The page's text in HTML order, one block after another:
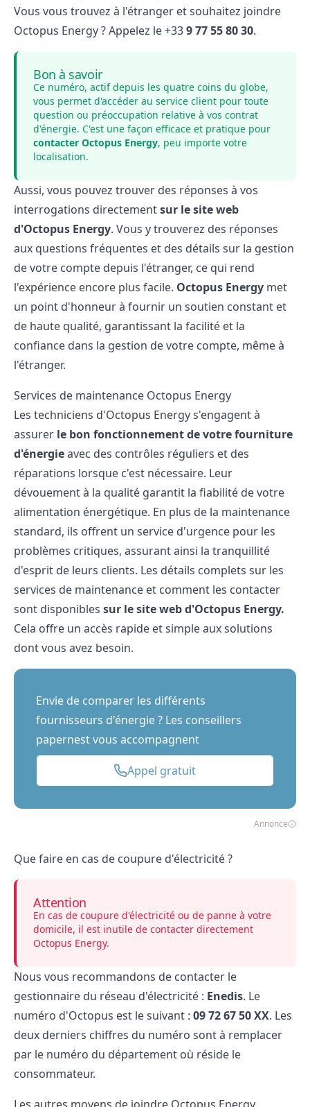
Vous vous trouvez à l'étranger et souhaitez joindre
Octopus Energy ? Appelez le +339 77 55 80 30.
Bon à savoir
Ce numéro, actif depuis les quatre coins du globe,
vous permet d'accéder au service client pour toute
question ou préoccupation relative à vos contrat
d'énergie. C'est une façon efficace et pratique pour
contacter Octopus Energy, peu importe votre
localisation.
Aussi, vous pouvez trouver des réponses à vos
interrogations directementsur le site web
d'Octopus Energy. Vous y trouverez des réponses
aux questions fréquentes et des détails sur la gestion
de votre compte depuis l'étranger, ce qui rend
l'expérience encore plus facile. Octopus Energy met
un point d'honneur à fournir un soutien constant et
de haute qualité, garantissant la facilité et la
confiance dans la gestion de votre compte, même à
l'étranger.
Services de maintenance Octopus Energy
Les techniciens d'Octopus Energy s'engagent à
assurer le bon fonctionnement de votre fourniture
d'énergieavec des contrôles réguliers et des
réparations lorsque c'est nécessaire. Leur
dévouement à la qualité garantit la fiabilité de votre
alimentation énergétique. En plus de la maintenance
standard, ils offrent un service d'urgence pour les
problèmes critiques, assurant ainsi la tranquillité
d'esprit de leurs clients. Les détails complets sur les
services de maintenance et comment les contacter
sont disponibles sur le site web d'Octopus Energy.
Cela offre un accès rapide et simple aux solutions
dont vous avez besoin.
Envie de comparer les différents
fournisseurs d'énergie ? Les conseillers
papernest vous accompagnent
Appel gratuit
Annonce
Que faire en cas de coupure d'électricité ?
Attention
En cas de coupure d'électricité ou de panne à votre
domicile, il est inutile de contacter directement
Octopus Energy.
Nous vous recommandons de contacter le
gestionnaire du réseau d'électricité : Enedis. Le
numéro d'Octopus est le suivant : 09 72 67 50 XX. Les
deux derniers chiffres du numéro sont à remplacer
par le numéro du département où réside le
consommateur.